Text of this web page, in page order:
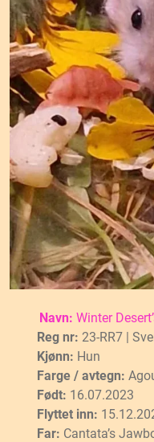
Navn: Winter
Reg nr: 23-RR7 |
Kjønn: Hun
Farge / avtegn:
Født: 16.07.2023
Flyttet inn:
Far: Cantata’s